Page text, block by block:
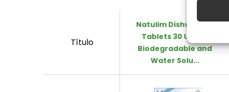
Título
Natulim Dishwasher
Tablets 30 Uses –
Biodegradable and
Water Solu...